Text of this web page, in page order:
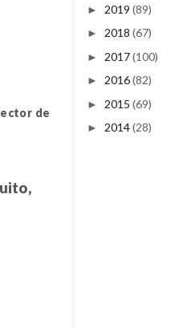
de
► 2019 (89)
► 2018 (67)
► 2017(100)
► 2016(82)
► 2015 (69)
► 2014(28)